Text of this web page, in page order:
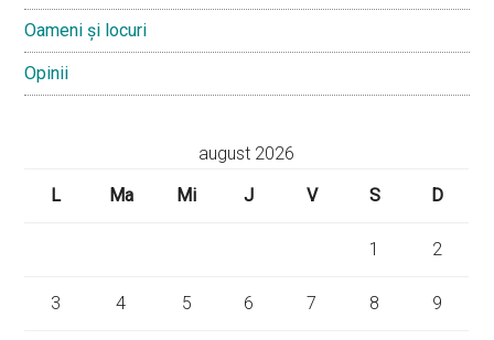
Oameni și locuri
Opinii
august 2026
L
Ma Mi J V S D
1 2
3 4 5 6 7 8 9